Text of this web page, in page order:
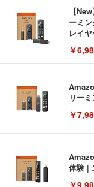
【
ーミ
レイ
￥
リー
￥
体験 |